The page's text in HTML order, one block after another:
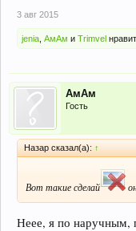
3 авг 2015
jenia, АмАм и Trimvel
АмАм
Гость
Назар сказал(а): ↑
Вот такие сделай
Неее, я по наручным,